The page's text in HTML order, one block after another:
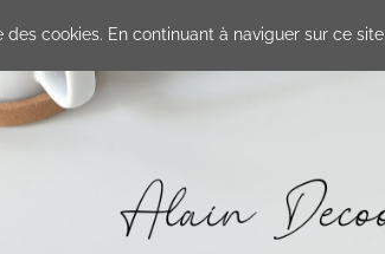
des cookies. En continuant à naviguer sur ce